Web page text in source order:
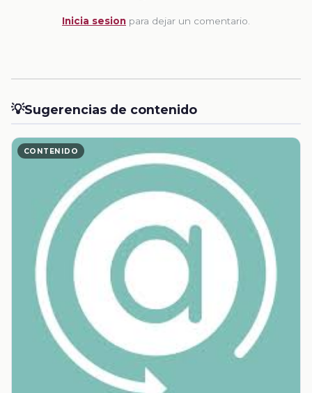
Inicia sesion para dejar un comentario.
💡Sugerencias de contenido
CONTENIDO